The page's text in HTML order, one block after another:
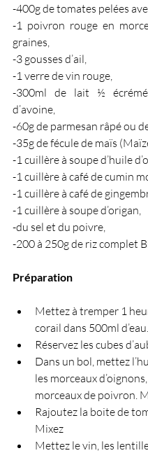
-400g de tomates pelées
-1 poivron rouge en
graines,
-3 gousses d’ail,
-1 verre de vin rouge,
-300ml de lait ½
d’avoine,
-60g de parmesan râpé ou
-35g de fécule de maïs
-1 cuillère à soupe d’huile
-1 cuillère à café de cumin
-1 cuillère à café de
-1 cuillère à soupe d’origan,
-du sel et du poivre,
-200 à 250g de riz complet
Préparation
Mettez à tremper 1
corail dans 500ml d’eau.
Réservez les cubes
Dans un bol, mettez
les morceaux d’oignons,
morceaux de poivron.
Rajoutez la boite de
Mixez
Mettez le vin, les